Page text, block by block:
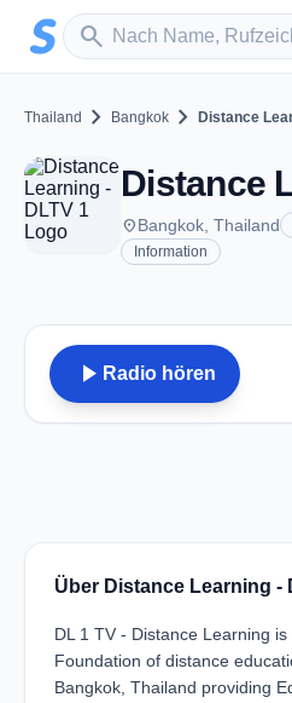
Zum Hauptinhalt springen
search
Sender suchen
Thailand chevron_right Bangkok chevron_right Distance
placeBangkok, Thailand
Information
play_arrow Radio hören
Über Distance Learning -
DL 1 TV - Distance Learning
Foundation of distance
Bangkok, Thailand providing